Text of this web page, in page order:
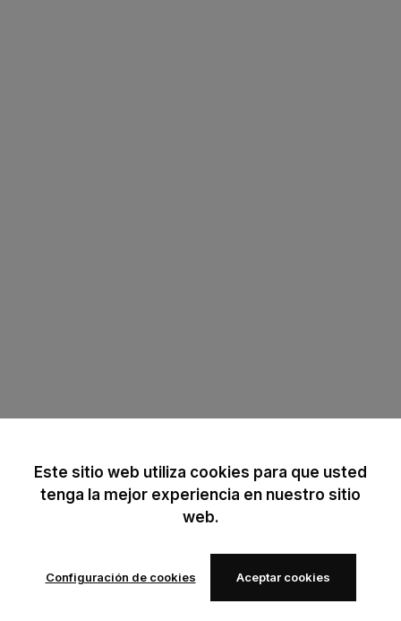
Este sitio web utiliza cookies para que usted
tenga la mejor experiencia en nuestro sitio
web.
Configuración de cookies Aceptar cookies